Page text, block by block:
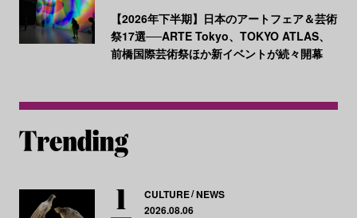
【2026年下半期】日本のアートフェア＆芸術
祭17選──ARTE Tokyo、TOKYO ATLAS、
前橋国際芸術祭ほか新イベントが続々開幕
CULTURE NEWS
2026.08.06